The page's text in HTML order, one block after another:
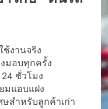
งานจริง
มอบทุกครั้ง
ชั่วโมง
มแอบแฝง
สำหรับลูกค้าเก่า